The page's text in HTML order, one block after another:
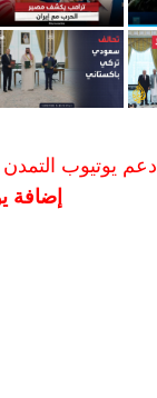
ادعم يوتيوب التمدن
إضافة